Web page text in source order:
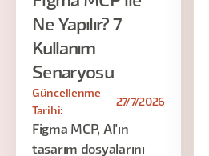
Ne Yapılır? 7
Kullanım
Senaryosu
Güncellenme
Tarihi:
27/7/2026
Figma MCP, AI'ın
tasarım dosyalarını